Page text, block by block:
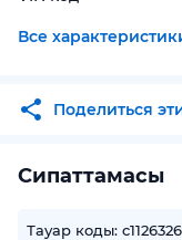
Все
Поделиться
Сипаттамасы
Тауар коды: c1126326